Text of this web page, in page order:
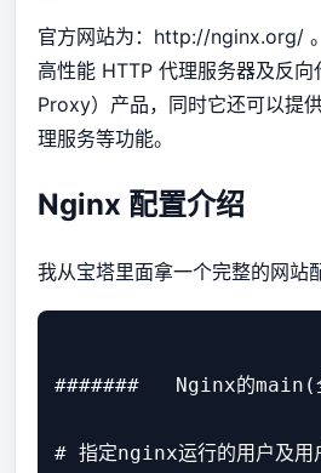
官方网站为： http://nginx.org/
高性能 HTTP 代理服务器及反
Proxy）产品，同时它还可以提
理服务等功能。
Nginx 配置介绍
我从宝塔里面拿一个完整的网站
#######   Nginx的main(
# 指定nginx运行的用户及用